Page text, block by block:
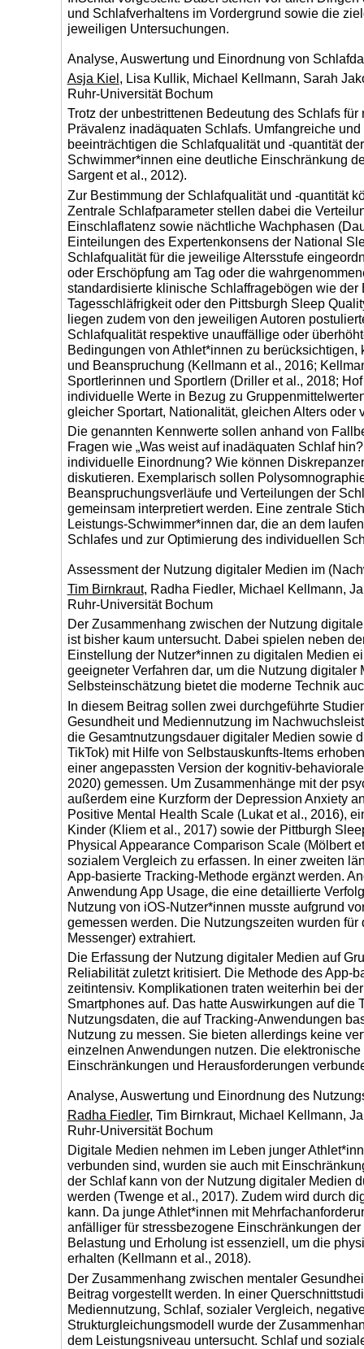
und Schlafverhaltens im Vordergrund sowie die
jeweiligen Untersuchungen.
Analyse, Auswertung und Einordnung von
Asja Kiel , Lisa Kullik, Michael Kellmann, Sarah
Ruhr-Universität Bochum
Trotz der unbestrittenen Bedeutung des Schlafs
Prävalenz inadäquaten Schlafs. Umfangreiche
beeinträchtigen die Schlafqualität und -quantität
Schwimmer*innen eine deutliche Einschränkung
Sargent et al., 2012).
Zur Bestimmung der Schlafqualität und -quantität
Zentrale Schlafparameter stellen dabei die
Einschlaflatenz sowie nächtliche Wachphasen
Einteilungen des Expertenkonsens der National
Schlafqualität für die jeweilige Altersstufe
oder Erschöpfung am Tag oder die
standardisierte klinische Schlaffragebögen wie
Tagesschläfrigkeit oder den Pittsburgh Sleep
liegen zudem von den jeweiligen Autoren
Schlafqualität respektive unauffällige oder
Bedingungen von Athlet*innen zu
und Beanspruchung (Kellmann et al., 2016;
Sportlerinnen und Sportlern (Driller et al., 2018;
individuelle Werte in Bezug zu
gleicher Sportart, Nationalität, gleichen Alters
Die genannten Kennwerte sollen anhand von
Fragen wie „Was weist auf inadäquaten Schlaf
individuelle Einordnung? Wie können
diskutieren. Exemplarisch sollen
Beanspruchungsverläufe und Verteilungen der
gemeinsam interpretiert werden. Eine zentrale
Leistungs-Schwimmer*innen dar, die an dem
Schlafes und zur Optimierung des individuellen
Assessment der Nutzung digitaler Medien im
Tim Birnkraut, Radha Fiedler, Michael Kellmann,
Ruhr-Universität Bochum
Der Zusammenhang zwischen der Nutzung
ist bisher kaum untersucht. Dabei spielen neben
Einstellung der Nutzer*innen zu digitalen Medien
geeigneter Verfahren dar, um die Nutzung
Selbsteinschätzung bietet die moderne Technik
In diesem Beitrag sollen zwei durchgeführte
Gesundheit und Mediennutzung im
die Gesamtnutzungsdauer digitaler Medien sowie
TikTok) mit Hilfe von Selbstauskunfts-Items
einer angepassten Version der kognitiv-
2020) gemessen. Um Zusammenhänge mit der
außerdem eine Kurzform der Depression Anxiety
Positive Mental Health Scale (Lukat et al., 2016),
Kinder (Kliem et al., 2017) sowie der Pittburgh
Physical Appearance Comparison Scale (Mölbert
sozialem Vergleich zu erfassen. In einer zweiten
App-basierte Tracking-Methode ergänzt werden.
Anwendung App Usage, die eine detaillierte
Nutzung von iOS-Nutzer*innen musste aufgrund
gemessen werden. Die Nutzungszeiten wurden
Messenger) extrahiert.
Die Erfassung der Nutzung digitaler Medien auf
Reliabilität zuletzt kritisiert. Die Methode des App-
zeitintensiv. Komplikationen traten weiterhin bei
Smartphones auf. Das hatte Auswirkungen auf
Nutzungsdaten, die auf Tracking-Anwendungen
Nutzung zu messen. Sie bieten allerdings keine
einzelnen Anwendungen nutzen. Die
Einschränkungen und Herausforderungen
Analyse, Auswertung und Einordnung des
Radha Fiedler, Tim Birnkraut, Michael Kellmann,
Ruhr-Universität Bochum
Digitale Medien nehmen im Leben junger
verbunden sind, wurden sie auch mit
der Schlaf kann von der Nutzung digitaler Medien
werden (Twenge et al., 2017). Zudem wird durch
kann. Da junge Athlet*innen mit
anfälliger für stressbezogene Einschränkungen
Belastung und Erholung ist essenziell, um die
erhalten (Kellmann et al., 2018).
Der Zusammenhang zwischen mentaler
Beitrag vorgestellt werden. In einer
Mediennutzung, Schlaf, sozialer Vergleich,
Strukturgleichungsmodell wurde der
dem Leistungsniveau untersucht. Schlaf und